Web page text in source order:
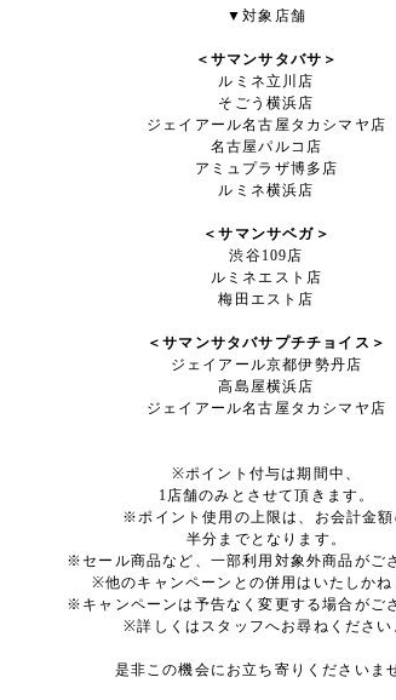
▼対象店舗
＜サマンサタバサ＞
ルミネ立川店
そごう横浜店
ジェイアール名古屋タカシマヤ店
名古屋パルコ店
アミュプラザ博多店
ルミネ横浜店
＜サマンサベガ＞
渋谷109店
ルミネエスト店
梅田エスト店
＜サマンサタバサプチチョイス＞
ジェイアール京都伊勢丹店
高島屋横浜店
ジェイアール名古屋タカシマヤ店
※ポイント付与は期間中、
1店舗のみとさせて頂きます。
※ポイント使用の上限は、お会計金額
半分までとなります。
※セール商品など、一部利用対象外商品がご
※他のキャンペーンとの併用はいたしかね
※キャンペーンは予告なく変更する場合がご
※詳しくはスタッフへお尋ねください
是非この機会にお立ち寄りくださいま